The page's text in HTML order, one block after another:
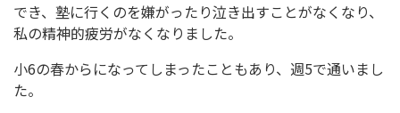
でき、塾に行くのを嫌がったり泣き出すことがなくなり、
私の精神的疲労がなくなりました。
小6の春からになってしまったこともあり、週5で通いまし
た。